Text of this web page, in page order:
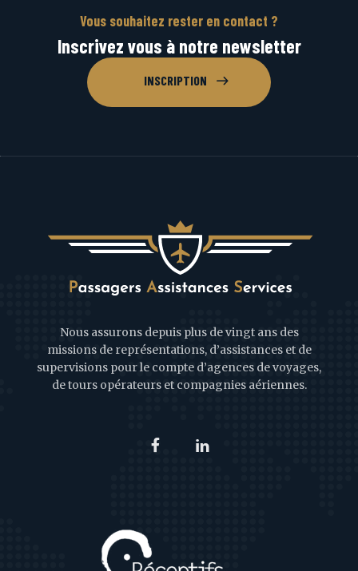
Vous souhaitez rester en contact ?
Inscrivez vous à notre newsletter
INSCRIPTION
Nous assurons depuis plus de vingt ans des
missions de représentations, d’assistances et de
supervisions pour le compte d’agences de voyages,
de tours opérateurs et compagnies aériennes.